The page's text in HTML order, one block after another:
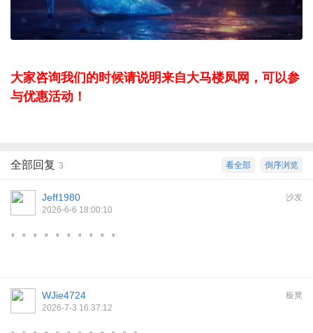
大家咨询我们的时候请说明来自大马楼凤网，可以参
与优惠活动！
倒序浏览
看全部
全部回复 3
沙发
Jeff1980
2026-6-6 18:00:10
。。。。。。。。。。
板凳
WJie4724
2026-7-3 16:37:12
。。。。。。。。。。。。